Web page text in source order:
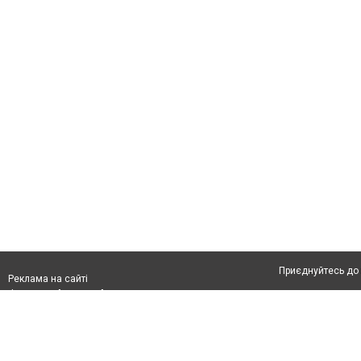
Реклама на сайті
Приєднуйтесь до